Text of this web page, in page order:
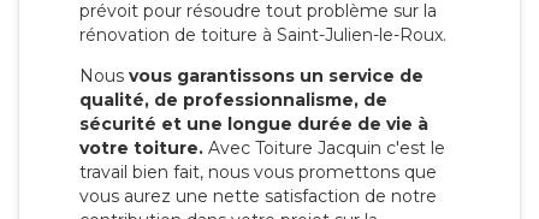
prévoit pour résoudre tout problème sur la
rénovation de toiture à Saint-Julien-le-Roux.
Nous vous garantissons un service de
qualité, de professionnalisme, de
sécurité et une longue durée de vie à
votre toiture. Avec Toiture Jacquin c'est le
travail bien fait, nous vous promettons que
vous aurez une nette satisfaction de notre